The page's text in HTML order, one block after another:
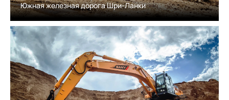
Южная железная дорога Шри-Ланки